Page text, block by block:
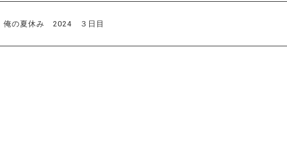
俺の夏休み 2024 ３日目